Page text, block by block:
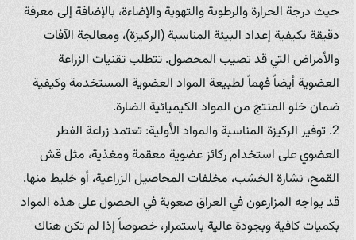
حيث درجة الحرارة والرطوبة والتهوية والإضاءة، بالإضافة إلى معرفة
دقيقة بكيفية إعداد البيئة المناسبة (الركيزة)، ومعالجة الآفات
والأمراض التي قد تصيب المحصول. تتطلب تقنيات الزراعة
العضوية أيضاً فهماً لطبيعة المواد العضوية المستخدمة وكيفية
ضمان خلو المنتج من المواد الكيميائية الضارة.
2. توفير الركيزة المناسبة والمواد الأولية: تعتمد زراعة الفطر
العضوي على استخدام ركائز عضوية معقمة ومغذية، مثل قش
القمح، نشارة الخشب، مخلفات المحاصيل الزراعية، أو خليط منها.
قد يواجه المزارعون في العراق صعوبة في الحصول على هذه المواد
بكميات كافية وبجودة عالية باستمرار، خصوصاً إذا لم تكن هناك